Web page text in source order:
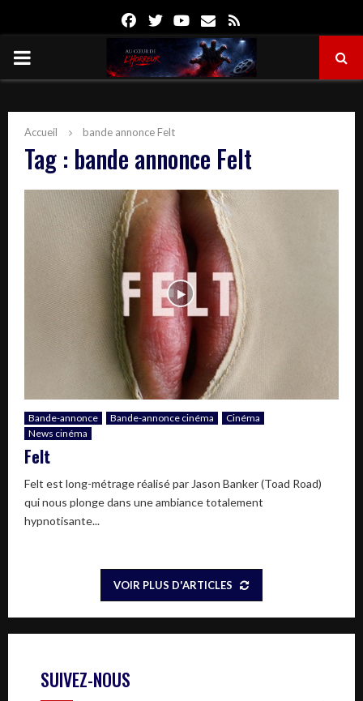
FacebookTwitterYoutube
Email
PRIMARY
Accueil bande annonce Felt
Tag : bande annonce Felt
Bande-annonce Bande-annonce cinéma
Cinéma
News cinéma
Felt
Felt est long-métrage réalisé par Jason Banker (Toad Road)
qui nous plonge dans une ambiance totalement
hypnotisante...
VOIR PLUS D'ARTICLES
SUIVEZ-NOUS